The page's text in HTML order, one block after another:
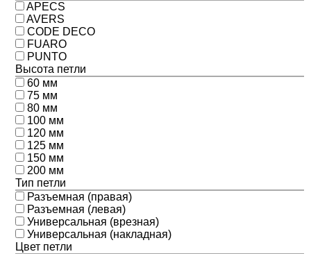
APECS
AVERS
CODE DECO
FUARO
PUNTO
Высота петли
60 мм
75 мм
80 мм
100 мм
120 мм
125 мм
150 мм
200 мм
Тип петли
Разъемная (правая)
Разъемная (левая)
Универсальная (врезная)
Универсальная (накладная)
Цвет петли